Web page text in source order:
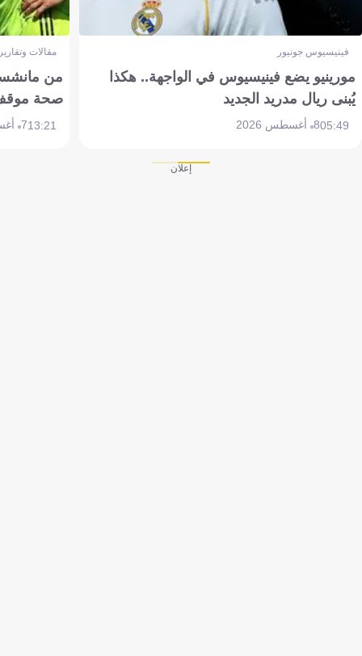
فينيسيوس جونيور
مورينيو يضع فينيسيوس في الواجهة.. هكذا
يُبنى ريال مدريد الجديد
05:498 أغسطس 2026
مقالات
من
صحة موقف
13:217 أغسطس 2026
إعلان